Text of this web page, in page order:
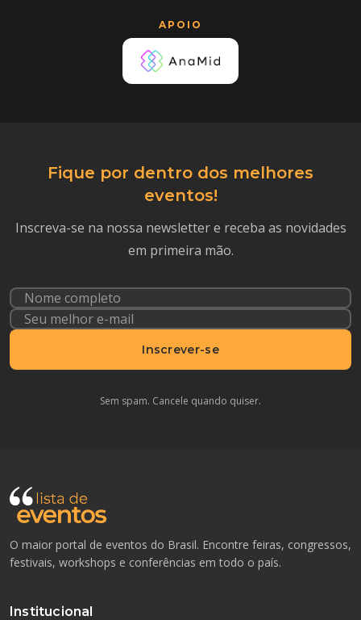
APOIO
Fique por dentro dos melhores
eventos!
Inscreva-se na nossa newsletter e receba as novidades
em primeira mão.
Inscrever-se
Sem spam. Cancele quando quiser.
O maior portal de eventos do Brasil. Encontre feiras, congressos,
festivais, workshops e conferências em todo o país.
Institucional